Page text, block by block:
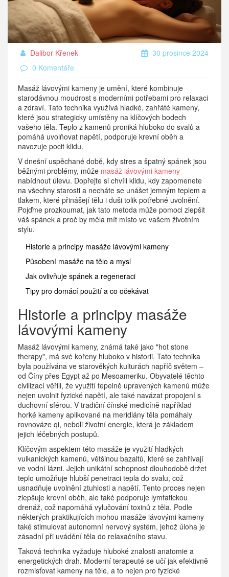
Dalibor Křenek
30 prosince 2024
0 Komentáře
Masáž lávovými kameny je umění, které kombinuje
starodávnou moudrost s moderními potřebami pro relaxaci
a zdraví. Tato technika využívá hladké, zahřáté kameny,
které jsou strategicky umístěny na klíčových bodech
vašeho těla. Teplo z kamenů proniká hluboko do svalů a
pomáhá uvolňovat napětí, podporuje krevní oběh a
navozuje pocit klidu.
V dnešní uspěchané době, kdy stres a špatný spánek jsou
běžnými problémy, může masáž lávovými kameny
nabídnout úlevu. Dopřejte si chvíli klidu, kdy zapomenete
na všechny starosti a necháte se unášet jemným teplem a
tlakem, které přinášejí tělu i duši tolik potřebné uvolnění.
Pojďme prozkoumat, jak tato metoda může pomoci zlepšit
váš spánek a proč by měla mít místo ve vašem životním
stylu.
Historie a principy masáže lávovými kameny
Působení masáže na tělo a mysl
Jak ovlivňuje spánek a regeneraci
Tipy pro domácí použití a co očekávat
Historie a principy masáže
lávovými kameny
Masáž lávovými kameny, známá také jako "hot stone
therapy", má své kořeny hluboko v historii. Tato technika
byla používána ve starověkých kulturách napříč světem –
od Číny přes Egypt až po Mesoameriku. Obyvatelé těchto
civilizací věřili, že využití tepelně upravených kamenů může
nejen uvolnit fyzické napětí, ale také navázat propojení s
duchovní sférou. V tradiční čínské medicíně například
horké kameny aplikované na meridiány těla pomáhaly
rovnováze qi, neboli životní energie, která je základem
jejich léčebných postupů.
Klíčovým aspektem této masáže je využití hladkých
vulkanických kamenů, většinou bazaltů, které se zahřívají
ve vodní lázni. Jejich unikátní schopnost dlouhodobě držet
teplo umožňuje hlubší penetraci tepla do svalu, což
usnadňuje uvolnění ztuhlosti a napětí. Tento proces nejen
zlepšuje krevní oběh, ale také podporuje lymfatickou
drenáž, což napomáhá vylučování toxinů z těla. Podle
některých praktikujících mohou masáže lávovými kameny
také stimulovat autonomní nervový systém, jehož úloha je
zásadní při uvádění těla do relaxačního stavu.
Taková technika vyžaduje hluboké znalosti anatomie a
energetických drah. Moderní terapeuté se učí jak efektivně
rozmisťovat kameny na těle, a to nejen pro fyzické